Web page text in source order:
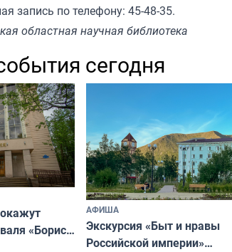
запись по телефону: 45-48-35.
областная научная библиотека
сегодня
«Борис
АФИША
Экскурсия «Быт и нравы
Российской империи»